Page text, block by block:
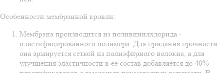
Особенности мембранной кровли:
Мембрана производится из поливинилхлорида -
пластифицированного полимера. Для придания прочности
она армируется сеткой из полиэфирного волокна, а для
улучшения эластичности в ее состав добавляется до 40%